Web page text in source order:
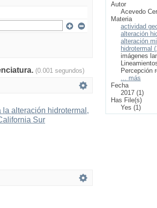
(0.001 segundos)
alteración hidrotermal,
Sur
Autor
Acevedo
Materia
actividad
alteración
alteración
hidrotermal
imágenes
Percepción
... más
Fecha
2017 (1)
Has File(s)
Yes (1)